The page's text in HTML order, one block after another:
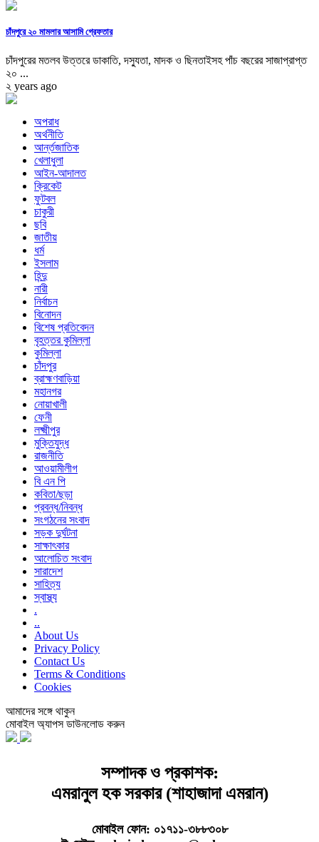
চাঁদপুরে ২০ মামলার আসামি গ্রেফতার
চাঁদপুরের মতলব উত্তরে ডাকাতি, দস্যুতা, মাদক ও ছিনতাইসহ পাঁচ বছরের সাজাপ্রাপ্ত
২০ ...
২ years ago
অপরাধ
অর্থনীতি
আর্ন্তজাতিক
খেলাধুলা
আইন-আদালত
ক্রিকেট
ফুটবল
চাকুরী
ছবি
জাতীয়
ধর্ম
ইসলাম
হিন্দু
নারী
নির্বাচন
বিনোদন
বিশেষ প্রতিবেদন
বৃহত্তর কুমিল্লা
কুমিল্লা
চাঁদপুর
ব্রাহ্মণবাড়িয়া
মহানগর
নোয়াখালী
ফেনী
লক্ষ্মীপুর
মুক্তিযুদ্ধ
রাজনীতি
আওয়ামীলীগ
বি এন পি
কবিতা/ছড়া
প্রবন্ধ/নিবন্ধ
সংগঠনের সংবাদ
সড়ক দুর্ঘটনা
সাক্ষাৎকার
আলোচিত সংবাদ
সারাদেশ
সাহিত্য
স্বাস্থ্য
.
..
About Us
Privacy Policy
Contact Us
Terms & Conditions
Cookies
আমাদের সঙ্গে থাকুন
মোবাইল অ্যাপস ডাউনলোড করুন
সম্পাদক ও প্রকাশক:
এমরানুল হক সরকার (শাহাজাদা এমরান)
মোবাইল ফোন: ০১৭১১-৩৮৮৩০৮